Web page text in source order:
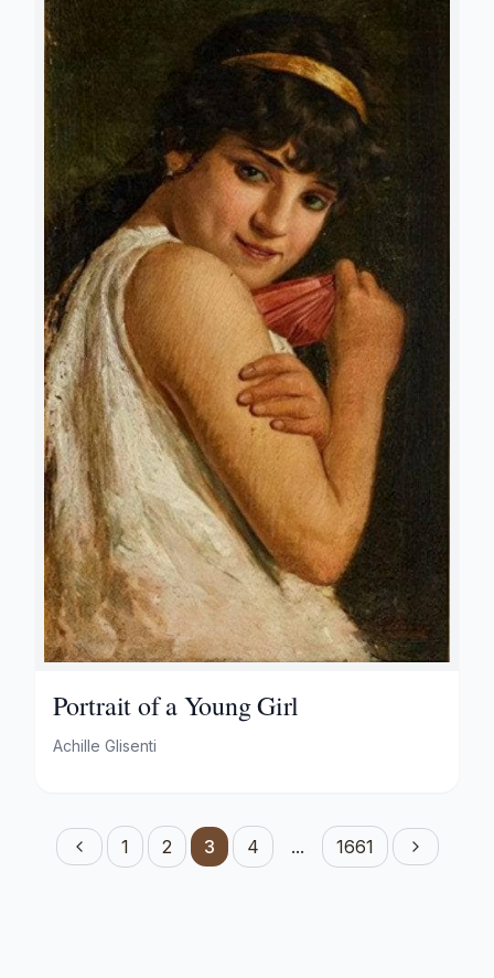
Portrait of a Young Girl
Achille Glisenti
Previous
1 2 3 4 ... 1661
Next